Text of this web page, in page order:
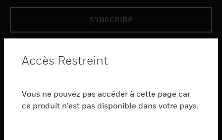
S'INSCRIRE
toggle view
SERVICES
Accès Restreint
Vous ne pouvez pas accéder à cette page car
ce produit n'est pas disponible dans votre pays.